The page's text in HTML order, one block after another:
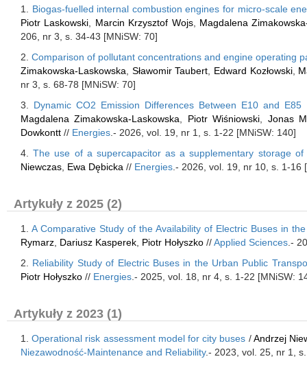
1. Biogas-fuelled internal combustion engines for micro-scale
Piotr Laskowski
Marcin Krzysztof Wojs, Magdalena
206, nr 3, s. 34-43 [MNiSW: 70]
2. Comparison of pollutant concentrations and engine operating
Zimakowska-Laskowska
Sławomir Taubert Edward Kozłowski,
nr 3, s. 68-78 [MNiSW: 70]
3. Dynamic CO2 Emission Differences Between E10 and
Magdalena Zimakowska-Laskowska
Piotr Wiśniowski
Jonas
Dowkontt // Energies .- 2026, vol. 19, nr 1, s. 1-22 [MNiSW: 140]
4.The use of a supercapacitor as a supplementary storage
Niewczas Ewa Dębicka // Energies .- 2026, vol. 19, nr 10, s. 1-16
Artykuły z 2025 (2)
1. A Comparative Study of the Availability of Electric Buses in
Rymarz Dariusz Kasperek Piotr Hołyszko //Applied Sciences .-
2. Reliability Study of Electric Buses in the Urban Public
Piotr Hołyszko // Energies .- 2025, vol. 18, nr 4, s. 1-22 [MNiSW:
Artykuły z 2023 (1)
1.Operational risk assessment model for city buses /Andrzej
Niezawodność-Maintenance and Reliability.- 2023, vol. 25, nr 1,